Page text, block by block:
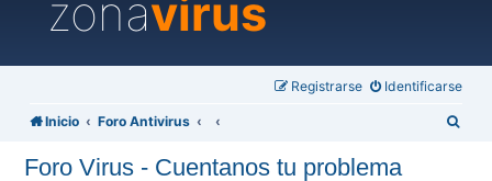
zonavirus
Identificarse
Registrarse
Inicio Foro Antivirus
Foro Virus - Cuentanos tu problema